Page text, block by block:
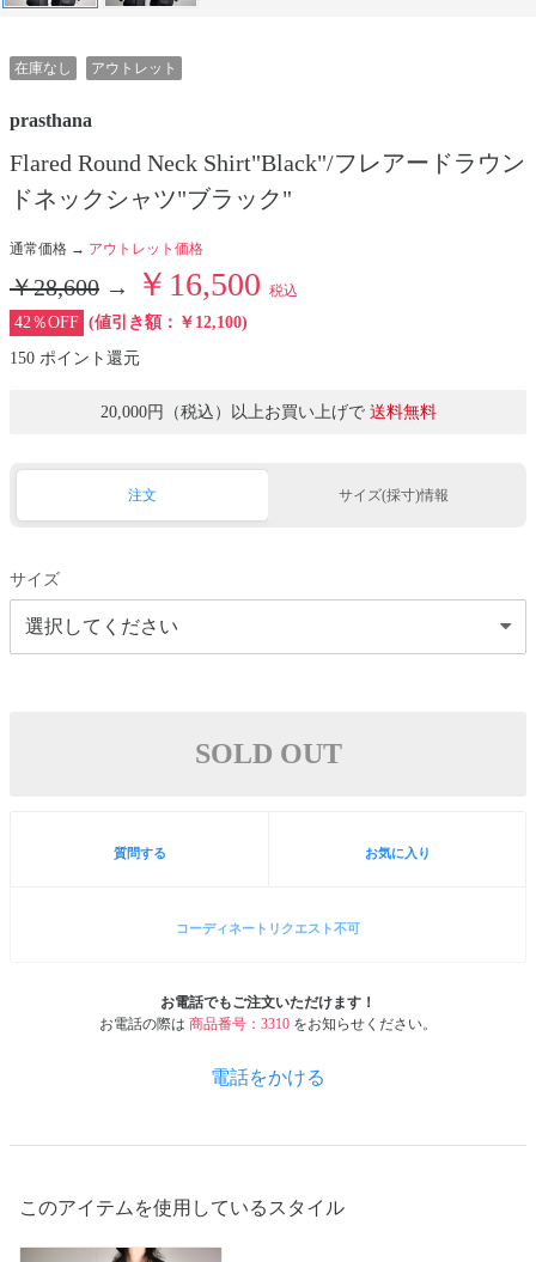
在庫なし アウトレット
prasthana
Flared Round Neck Shirt"Black"/フレアードラウン
ドネックシャツ"ブラック"
通常価格 → アウトレット価格
￥28,600 → ￥16,500 税込
42％OFF (値引き額：￥12,100)
150 ポイント還元
20,000円（税込）以上お買い上げで 送料無料
注文 サイズ(採寸)情報
サイズ
SOLD OUT
質問する お気に入り
コーディネートリクエスト不可
お電話でもご注文いただけます！
お電話の際は 商品番号：3310 をお知らせください。
電話をかける
このアイテムを使用しているスタイル